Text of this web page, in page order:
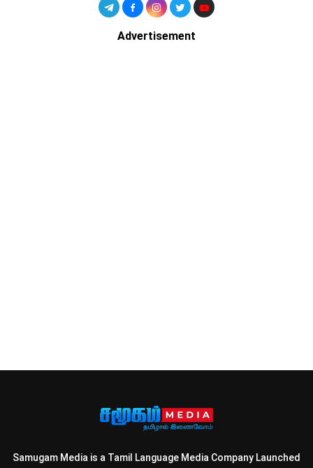
Advertisement
Samugam Media is a Tamil Language Media Company Launched